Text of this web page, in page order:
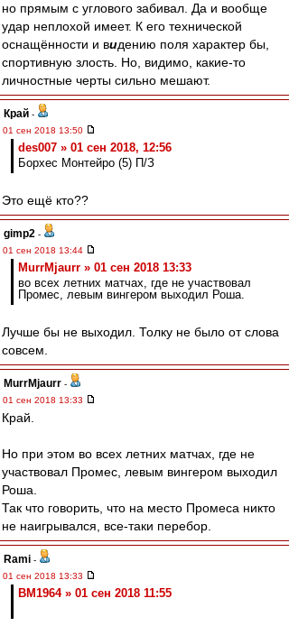
но прямым с углового забивал. Да и вообще
удар неплохой имеет. К его технической
оснащённости и видению поля характер бы,
спортивную злость. Но, видимо, какие-то
личностные черты сильно мешают.
Край -
01 сен 2018 13:50
des007 » 01 сен 2018, 12:56
Борхес Монтейро (5) П/З
Это ещё кто??
gimp2 -
01 сен 2018 13:44
MurrMjaurr » 01 сен 2018 13:33
во всех летних матчах, где не участвовал
Промес, левым вингером выходил Роша.
Лучше бы не выходил. Толку не было от слова
совсем.
MurrMjaurr -
01 сен 2018 13:33
Край.
Но при этом во всех летних матчах, где не
участвовал Промес, левым вингером выходил
Роша.
Так что говорить, что на место Промеса никто
не наигрывался, все-таки перебор.
Rami -
01 сен 2018 13:33
BM1964 » 01 сен 2018 11:55